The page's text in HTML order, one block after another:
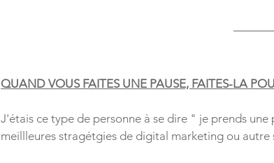
QUAND VOUS FAITES UNE PAUSE, FAITES-LA
J'étais ce type de personne à se dire " je prends
meillleures stragétgies de digital marketing ou